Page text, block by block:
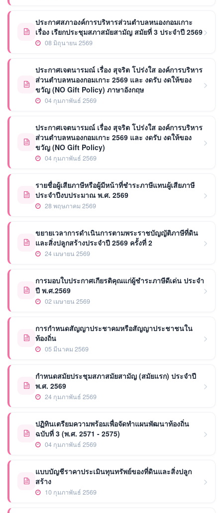
ประกาศสภาองค์การบริหารส่วนตำบลหนองกอมเกาะ
เรื่อง เรียกประชุมสภาสมัยสามัญ สมัยที่ 3 ประจำปี 2569
08 มิถุนายน 2569
ประกาศเจตนารมณ์ เรื่อง สุจริต โปร่งใส องค์การบริหาร
ส่วนตำบลหนองกอมเกาะ 2569 และ งดรับ งดให้ของ
ขวัญ (NO Gift Policy) ภาษาอังกฤษ
04 กุมภาพันธ์ 2569
ประกาศเจตนารมณ์ เรื่อง สุจริต โปร่งใส องค์การบริหาร
ส่วนตำบลหนองกอมเกาะ 2569 และ งดรับ งดให้ของ
ขวัญ (NO Gift Policy)
04 กุมภาพันธ์ 2569
รายชื่อผู้เสียภาษีหรือผู้มีหน้าที่ชำระภาษีแทนผู้เสียภาษี
ประจำปีงบประมาณ พ.ศ. 2569
28 พฤษภาคม 2569
ขยายเวลาการดำเนินการตามพระราชบัญญัติภาษีที่ดิน
และสิ่งปลูกสร้างประจำปี 2569 ครั้งที่ 2
24 เมษายน 2569
การมอบใบประกาศเกียรติคุณแก่ผู้ชำระภาษีดีเด่น ประจำ
ปี พ.ศ.2569
02 เมษายน 2569
การกำหนดสัญญาประชาคมหรือสัญญาประชาชนใน
ท้องถิ่น
05 มีนาคม 2569
กำหนดสมัยประชุมสภาสมัยสามัญ (สมัยแรก) ประจำปี
พ.ศ. 2569
24 กุมภาพันธ์ 2569
ปฏิทินเตรียมความพร้อมเพื่อจัดทำแผนพัฒนาท้องถิ่น
ฉบับที่ 3 (พ.ศ. 2571 - 2575)
04 กุมภาพันธ์ 2569
แบบบัญชีราคาประเมินทุนทรัพย์ของที่ดินและสิ่งปลูก
สร้าง
10 กุมภาพันธ์ 2569